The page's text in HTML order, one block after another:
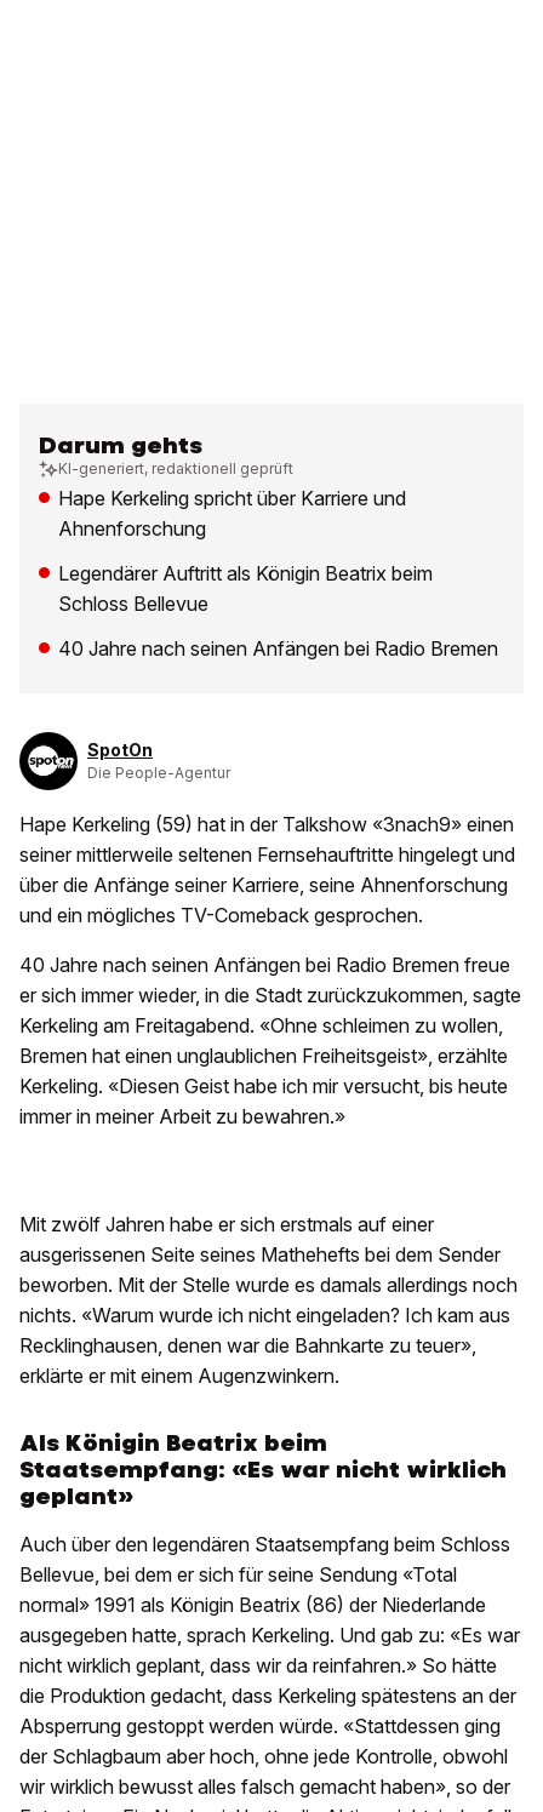
Darum gehts
KI-generiert, redaktionell geprüft
Hape Kerkeling spricht über Karriere und
Ahnenforschung
Legendärer Auftritt als Königin Beatrix beim
Schloss Bellevue
40 Jahre nach seinen Anfängen bei Radio Bremen
SpotOn
Die People-Agentur
Hape Kerkeling (59) hat in der Talkshow «3nach9» einen
seiner mittlerweile seltenen Fernsehauftritte hingelegt und
über die Anfänge seiner Karriere, seine Ahnenforschung
und ein mögliches TV-Comeback gesprochen.
40 Jahre nach seinen Anfängen bei Radio Bremen freue
er sich immer wieder, in die Stadt zurückzukommen, sagte
Kerkeling am Freitagabend. «Ohne schleimen zu wollen,
Bremen hat einen unglaublichen Freiheitsgeist», erzählte
Kerkeling. «Diesen Geist habe ich mir versucht, bis heute
immer in meiner Arbeit zu bewahren.»
Mit zwölf Jahren habe er sich erstmals auf einer
ausgerissenen Seite seines Mathehefts bei dem Sender
beworben. Mit der Stelle wurde es damals allerdings noch
nichts. «Warum wurde ich nicht eingeladen? Ich kam aus
Recklinghausen, denen war die Bahnkarte zu teuer»,
erklärte er mit einem Augenzwinkern.
Als Königin Beatrix beim
Staatsempfang: «Es war nicht wirklich
geplant»
Auch über den legendären Staatsempfang beim Schloss
Bellevue, bei dem er sich für seine Sendung «Total
normal» 1991 als Königin Beatrix (86) der Niederlande
ausgegeben hatte, sprach Kerkeling. Und gab zu: «Es war
nicht wirklich geplant, dass wir da reinfahren.» So hätte
die Produktion gedacht, dass Kerkeling spätestens an der
Absperrung gestoppt werden würde. «Stattdessen ging
der Schlagbaum aber hoch, ohne jede Kontrolle, obwohl
wir wirklich bewusst alles falsch gemacht haben», so der